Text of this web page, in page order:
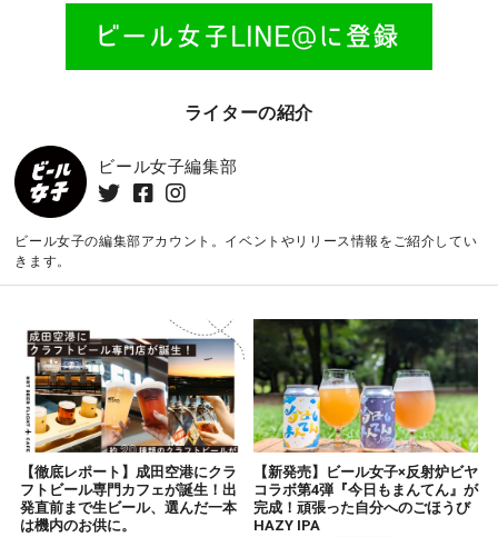
ライターの紹介
ビール女子編集部
ビール女子の編集部アカウント。イベントやリリース情報をご紹介してい
きます。
【徹底レポート】成田空港にクラ
フトビール専門カフェが誕生！出
発直前まで生ビール、選んだ一本
は機内のお供に。
【新発売】ビール女子×反射炉ビヤ
コラボ第4弾『今日もまんてん』が
完成！頑張った自分へのごほうび
HAZY IPA